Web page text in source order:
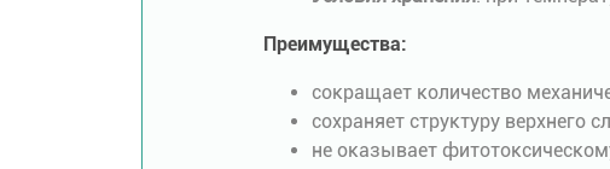
Преимущества:
сокращает количество
сохраняет структуру верхнего
не оказывает